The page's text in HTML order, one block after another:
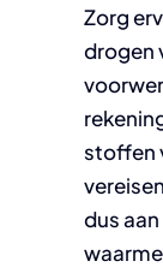
Zorg
drogen
stoffen
dus